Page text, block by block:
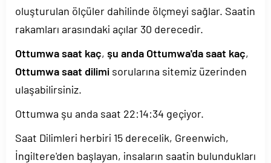
oluşturulan ölçüler dahilinde ölçmeyi sağlar. Saatin
rakamları arasındaki açılar 30 derecedir.
Ottumwa saat kaç, şu anda Ottumwa'da saat kaç,
Ottumwa saat dilimi sorularına sitemiz üzerinden
ulaşabilirsiniz.
Ottumwa şu anda saat 22:14:34 geçiyor.
Saat Dilimleri herbiri 15 derecelik, Greenwich,
İngiltere'den başlayan, insaların saatin bulundukları